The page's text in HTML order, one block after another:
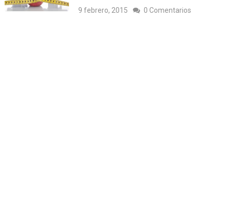
9 febrero, 2015 0 Comentarios